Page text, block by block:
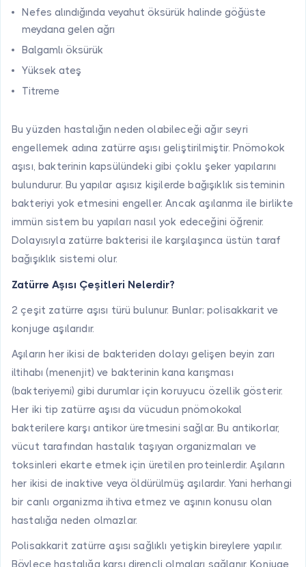
Nefes alındığında veyahut öksürük halinde göğüste
meydana gelen ağrı
Balgamlı öksürük
Yüksek ateş
Titreme
Bu yüzden hastalığın neden olabileceği ağır seyri
engellemek adına zatürre aşısı geliştirilmiştir. Pnömokok
aşısı, bakterinin kapsülündeki gibi çoklu şeker yapılarını
bulundurur. Bu yapılar aşısız kişilerde bağışıklık sisteminin
bakteriyi yok etmesini engeller. Ancak aşılanma ile birlikte
immün sistem bu yapıları nasıl yok edeceğini öğrenir.
Dolayısıyla zatürre bakterisi ile karşılaşınca üstün taraf
bağışıklık sistemi olur.
Zatürre Aşısı Çeşitleri Nelerdir?
2 çeşit zatürre aşısı türü bulunur. Bunlar; polisakkarit ve
konjuge aşılarıdır.
Aşıların her ikisi de bakteriden dolayı gelişen beyin zarı
iltihabı (menenjit) ve bakterinin kana karışması
(bakteriyemi) gibi durumlar için koruyucu özellik gösterir.
Her iki tip zatürre aşısı da vücudun pnömokokal
bakterilere karşı antikor üretmesini sağlar. Bu antikorlar,
vücut tarafından hastalık taşıyan organizmaları ve
toksinleri ekarte etmek için üretilen proteinlerdir. Aşıların
her ikisi de inaktive veya öldürülmüş aşılardır. Yani herhangi
bir canlı organizma ihtiva etmez ve aşının konusu olan
hastalığa neden olmazlar.
Polisakkarit zatürre aşısı sağlıklı yetişkin bireylere yapılır.
Böylece hastalığa karşı dirençli olmaları sağlanır. Konjuge